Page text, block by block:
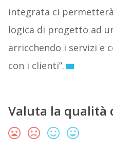
integrata ci
logica di progetto ad
arricchendo i servizi e
con i clienti”.
Valuta la qualità